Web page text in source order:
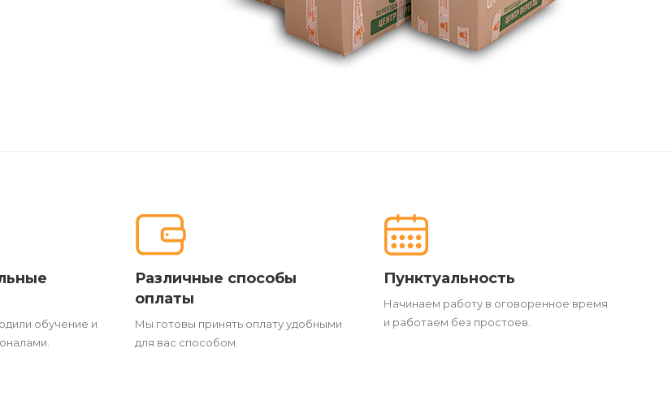
обучение и
Различные способы
оплаты
Мы готовы принять оплату удобными
для вас способом.
Пунктуальность
Начинаем работу в оговоренное время
и работаем без простоев.